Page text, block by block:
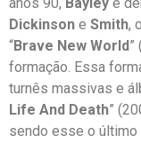
Dickinson e Smith,
“Brave New World”
formação. Essa
turnês massivas e
Life And Death”
sendo esse o último